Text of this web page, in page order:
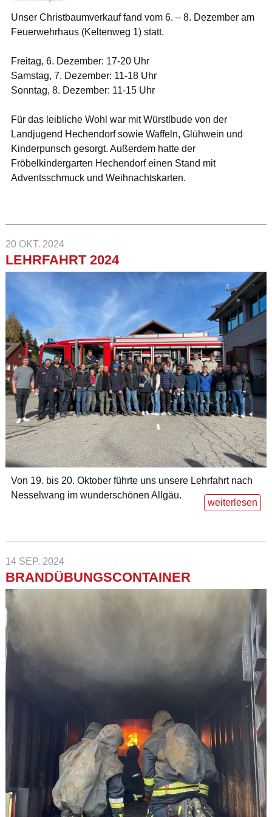
Unser Christbaumverkauf fand vom 6. – 8. Dezember am
Feuerwehrhaus (Keltenweg 1) statt.
Freitag, 6. Dezember: 17-20 Uhr
Samstag, 7. Dezember: 11-18 Uhr
Sonntag, 8. Dezember: 11-15 Uhr
Für das leibliche Wohl war mit Würstlbude von der
Landjugend Hechendorf sowie Waffeln, Glühwein und
Kinderpunsch gesorgt. Außerdem hatte der
Fröbelkindergarten Hechendorf einen Stand mit
Adventsschmuck und Weihnachtskarten.
20 OKT. 2024
LEHRFAHRT 2024
Von 19. bis 20. Oktober führte uns unsere Lehrfahrt nach
Nesselwang im wunderschönen Allgäu.
weiterlesen
14 SEP. 2024
BRANDÜBUNGSCONTAINER